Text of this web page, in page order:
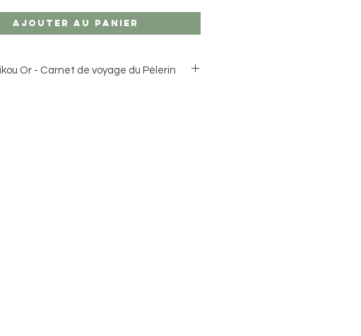
Ajouter au panier
Or - Carnet de voyage du Pèlerin